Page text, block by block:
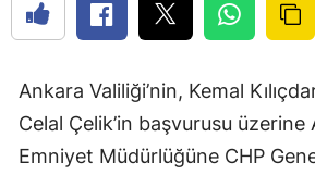
Ankara Valiliği’nin, Kemal
Celal Çelik’in başvurusu üzerine
Emniyet Müdürlüğüne CHP